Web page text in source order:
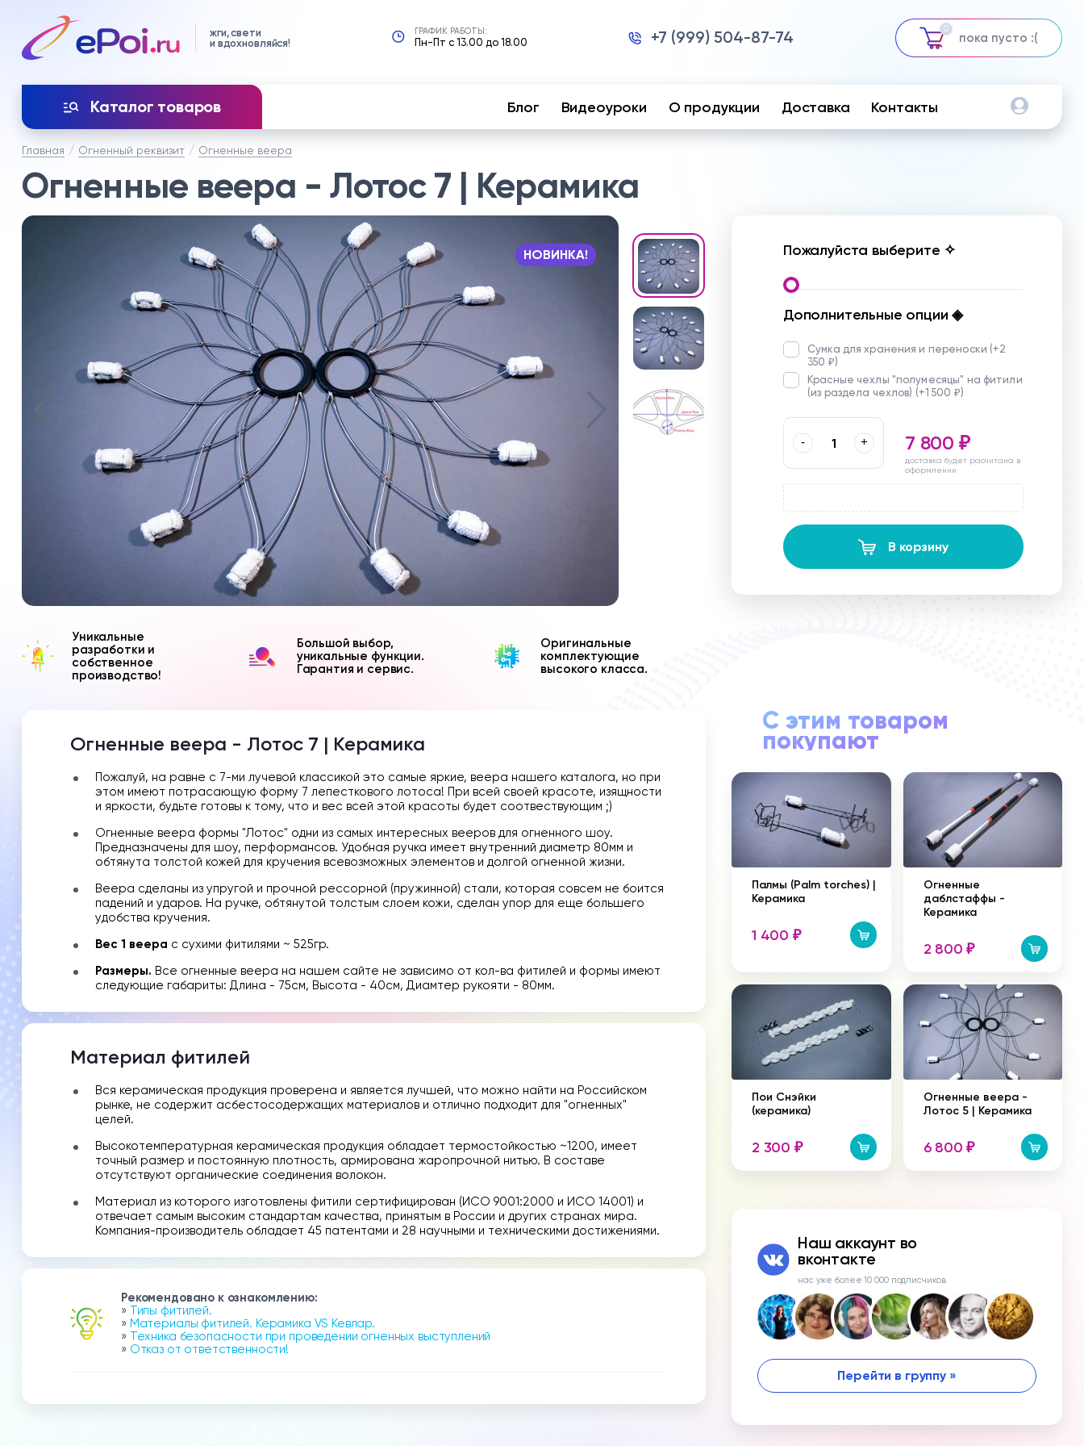
жги, свети
и вдохновляйся!
ГРАФИК РАБОТЫ:
Пн-Пт с 13.00 до 18.00 +7 (999) 504-87-74 0
пока пусто :(
Каталог товаров Блог Видеоуроки О продукции Доставка Контакты
Главная Огненный реквизит Огненные веера
Огненные веера - Лотос 7 | Керамика
НОВИНКА!
Уникальные
разработки и
собственное
производство!
Большой выбор,
уникальные функции.
Гарантия и сервис.
Оригинальные
комплектующие
высокого класса.
Пожалуйста выберите ✧
Дополнительные опции ◈
Сумка для хранения и переноски (+2
350 ₽ )
Красные чехлы "полумесяцы" на фитили
(из раздела чехлов) (+1 500 ₽ )
- + 7 800 ₽
доставка будет расчитана в
оформлении
В корзину
Огненные веера - Лотос 7 | Керамика
Пожалуй, на равне с 7-ми лучевой классикой это самые яркие, веера нашего каталога, но при
этом имеют потрасающую форму 7 лепесткового лотоса! При всей своей красоте, изящности
и яркости, будьте готовы к тому, что и вес всей этой красоты будет соотвествующим ;)
Огненные веера формы "Лотос" одни из самых интересных вееров для огненного шоу.
Предназначены для шоу, перформансов. Удобная ручка имеет внутренний диаметр 80мм и
обтянута толстой кожей для кручения всевозможных элементов и долгой огненной жизни.
Веера сделаны из упругой и прочной рессорной (пружинной) стали, которая совсем не боится
падений и ударов. На ручке, обтянутой толстым слоем кожи, сделан упор для еще большего
удобства кручения.
Вес 1 веера с сухими фитилями ~ 525гр.
Размеры. Все огненные веера на нашем сайте не зависимо от кол-ва фитилей и формы имеют
следующие габариты: Длина - 75см, Высота - 40см, Диамтер рукояти - 80мм.
Материал фитилей
Вся керамическая продукция проверена и является лучшей, что можно найти на Российском
рынке, не содержит асбестосодержащих материалов и отлично подходит для "огненных"
целей.
Высокотемпературная керамическая продукция обладает термостойкостью ~1200, имеет
точный размер и постоянную плотность, армирована жаропрочной нитью. В составе
отсутствуют органические соединения волокон.
Материал из которого изготовлены фитили сертифицирован (ИСО 9001:2000 и ИСО 14001) и
отвечает самым высоким стандартам качества, принятым в России и других странах мира.
Компания-производитель обладает 45 патентами и 28 научными и техническими достижениями.
Рекомендовано к ознакомлению:
» Типы фитилей.
» Материалы фитилей. Керамика VS Кевлар.
» Техника безопасности при проведении огненных выступлений
» Отказ от ответственности!
С этим товаром
покупают
Палмы (Palm torches) |
Керамика
1 400 ₽
Огненные
даблстаффы -
Керамика
2 800₽
Пои Снэйки
(керамика)
2 300 ₽
Огненные веера -
Лотос 5 | Керамика
6 800₽
Наш аккаунт во
вконтакте
нас уже более 10 000 подписчиков
Перейти в группу »